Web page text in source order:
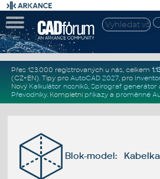
Přes 123.000 registrovaných u nás, celkem
(CZ+EN). Tipy pro AutoCAD 2027, pro
Nový Kalkulátor nosníků, Spirograf generátor
Převodníky. Kompletní příkazya proměnné
Blok-model: